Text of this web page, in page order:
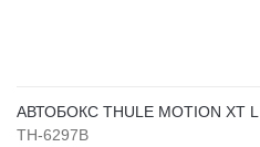
АВТОБОКС THULE MOTION XT L
TH-6297B